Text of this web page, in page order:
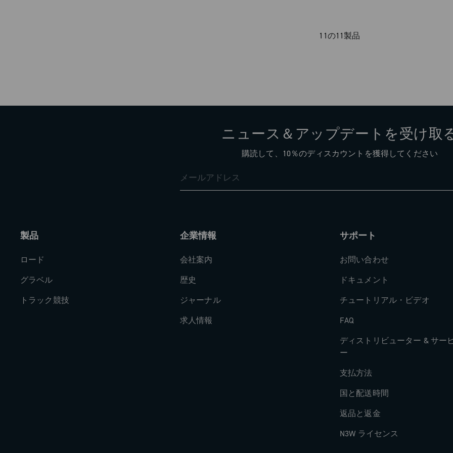
11の11製品
ニュース＆アップデートを受け取
購読して、10％のディスカウントを獲得してください
製品
ロード
グラベル
トラック競技
企業情報
会社案内
歴史
ジャーナル
求人情報
サポート
お問い合わせ
ドキュメント
チュートリアル・ビデオ
FAQ
ディストリビューター & サー
ー
支払方法
国と配送時間
返品と返金
N3W ライセンス